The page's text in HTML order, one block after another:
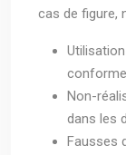
cas de figure,
Non-
dans les
Fausses